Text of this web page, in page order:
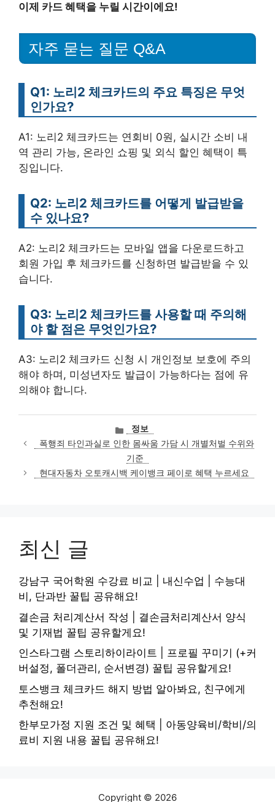
이제 카드 혜택을 누릴 시간이에요!
자주 묻는 질문 Q&A
Q1: 노리2 체크카드의 주요 특징은 무엇
인가요?
A1: 노리2 체크카드는 연회비 0원, 실시간 소비 내
역 관리 가능, 온라인 쇼핑 및 외식 할인 혜택이 특
징입니다.
Q2: 노리2 체크카드를 어떻게 발급받을
수 있나요?
A2: 노리2 체크카드는 모바일 앱을 다운로드하고
회원 가입 후 체크카드를 신청하면 발급받을 수 있
습니다.
Q3: 노리2 체크카드를 사용할 때 주의해
야 할 점은 무엇인가요?
A3: 노리2 체크카드 신청 시 개인정보 보호에 주의
해야 하며, 미성년자도 발급이 가능하다는 점에 유
의해야 합니다.
카
테
고
리
정보
폭행죄 타인과실로 인한 몸싸움 가담 시 개별처벌 수위와
기준
현대자동차 오토캐시백 케이뱅크 페이로 혜택 누르세요
최신 글
강남구 국어학원 수강료 비교 | 내신수업 | 수능대
비, 단과반 꿀팁 공유해요!
결손금 처리계산서 작성 | 결손금처리계산서 양식
및 기재법 꿀팁 공유할게요!
인스타그램 스토리하이라이트 | 프로필 꾸미기 (+커
버설정, 폴더관리, 순서변경) 꿀팁 공유할게요!
토스뱅크 체크카드 해지 방법 알아봐요, 친구에게
추천해요!
한부모가정 지원 조건 및 혜택 | 아동양육비/학비/의
료비 지원 내용 꿀팁 공유해요!
Copyright © 2026